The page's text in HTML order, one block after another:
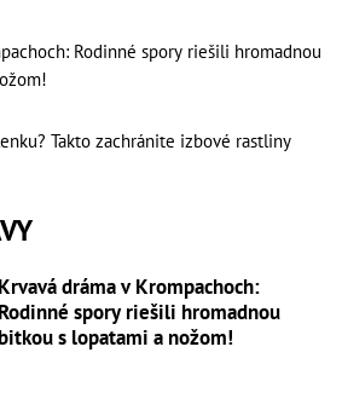
Rodinné spory riešili hromadnou
Takto zachránite izbové rastliny
Krvavá dráma v Krompachoch:
Rodinné spory riešili hromadnou
bitkou s lopatami a nožom!